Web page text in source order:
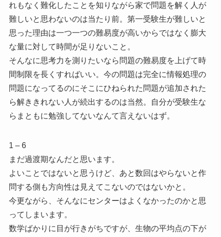
れもなく難化したことを知りながら家で問題を解く人が
難しいと思わないのは当たり前。第一受験生が難しいと
思った理由は一つ一つの難易度が高いからではなく膨大
な量に対して時間が足りないこと。
そんなに思考力を測りたいなら問題の難易度を上げて時
間制限を長くすればいい。今の問題は完全に情報処理の
問題になってるのにそこにひねられた問題が追加された
ら解ききれない人が続出するのは当然。自分が受験生な
らまともに勉強してないなんて言えないはず。
1 – 6
まだ過渡期なんだと思います。
よいことではないと思うけど、あと数回はやらないと作
問する側も方向性は見えてこないのではないかと。
今更ながら、そんなにセンターはよくなかったのかと思
ってしまいます。
数学ばかりに目が行きがちですが、生物の平均点の下が